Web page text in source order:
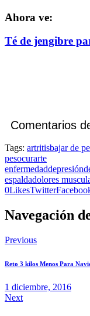
Ahora ve:
Té de jengibre
Comentarios
Tags: artritisbajar de
pesocurarte
enfermedaddepresión
espaldadolores
0LikesTwitter
Navegación
Previous
Reto 3 kilos Menos Para
1 diciembre, 2016
Next